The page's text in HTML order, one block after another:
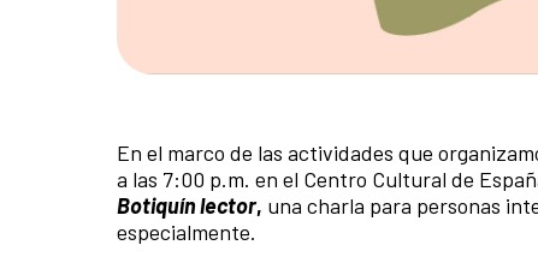
En el marco de las actividades que
a las 7:00 p.m. en el Centro Cultural de
Botiquín lector, una charla para personas
especialmente.